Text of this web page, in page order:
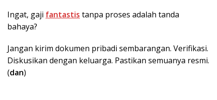
Ingat, gaji fantastis tanpa proses adalah tanda
bahaya?
Jangan kirim dokumen pribadi sembarangan. Verifikasi.
Diskusikan dengan keluarga. Pastikan semuanya resmi.
(dan)